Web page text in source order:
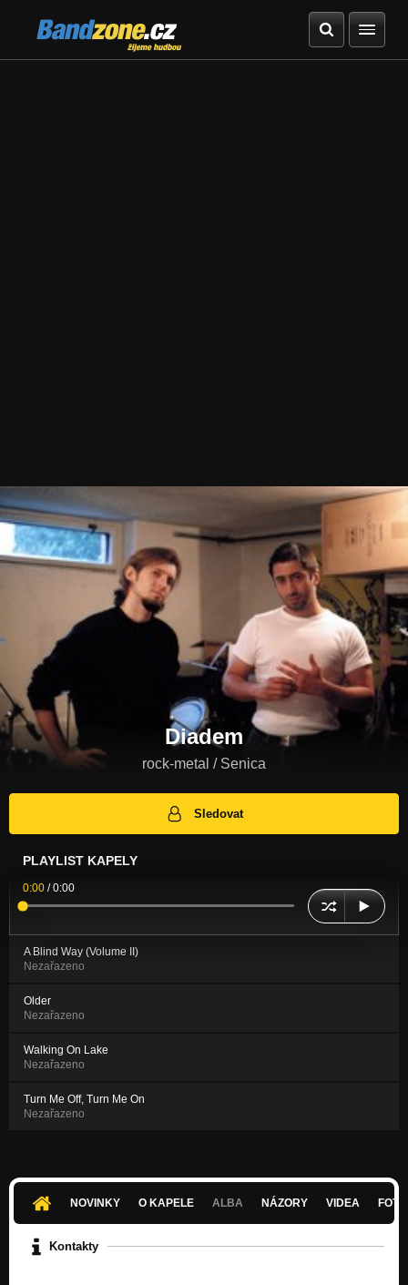
Bandzone.cz
žijeme hudbou
Diadem
rock-metal / Senica
Sledovat
PLAYLIST KAPELY
0:00 /0:00
A Blind Way (Volume II)
Nezařazeno
Older
Nezařazeno
Walking On Lake
Nezařazeno
Turn Me Off, Turn Me On
Nezařazeno
NOVINKY O KAPELE ALBA NÁZORY VIDEA
Kontakty